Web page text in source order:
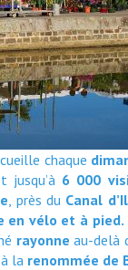
chaque
jusqu’à 6 000
, près du Canal
en vélo et à pied.
rayonne au-delà
la renommée de